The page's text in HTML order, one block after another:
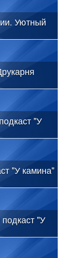
Уютный
"У
"У камина"
"У